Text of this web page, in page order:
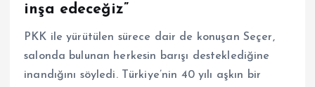
inşa edeceğiz”
PKK ile yürütülen sürece dair de konuşan Seçer,
salonda bulunan herkesin barışı desteklediğine
inandığını söyledi. Türkiye’nin 40 yılı aşkın bir